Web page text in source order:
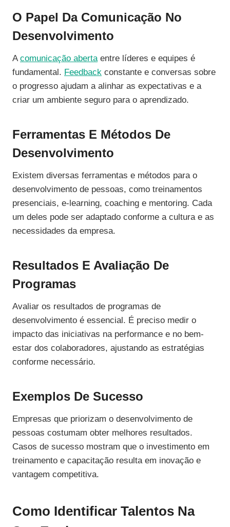
O Papel Da Comunicação No
Desenvolvimento
Acomunicação abertaentre líderes e equipes é
fundamental. Feedback constante e conversas sobre
o progresso ajudam a alinhar as expectativas e a
criar um ambiente seguro para o aprendizado.
Ferramentas E Métodos De
Desenvolvimento
Existem diversas ferramentas e métodos para o
desenvolvimento de pessoas, como treinamentos
presenciais, e-learning, coaching e mentoring. Cada
um deles pode ser adaptado conforme a cultura e as
necessidades da empresa.
Resultados E Avaliação De
Programas
Avaliar os resultados de programas de
desenvolvimento é essencial. É preciso medir o
impacto das iniciativas na performance e no bem-
estar dos colaboradores, ajustando as estratégias
conforme necessário.
Exemplos De Sucesso
Empresas que priorizam o desenvolvimento de
pessoas costumam obter melhores resultados.
Casos de sucesso mostram que o investimento em
treinamento e capacitação resulta em inovação e
vantagem competitiva.
Como Identificar Talentos Na